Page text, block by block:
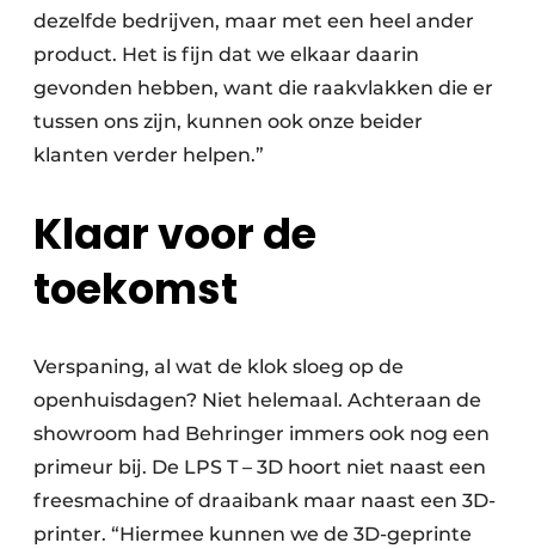
dezelfde bedrijven, maar met een heel ander
product. Het is fijn dat we elkaar daarin
gevonden hebben, want die raakvlakken die er
tussen ons zijn, kunnen ook onze beider
klanten verder helpen.”
Klaar voor de
toekomst
Verspaning, al wat de klok sloeg op de
openhuisdagen? Niet helemaal. Achteraan de
showroom had Behringer immers ook nog een
primeur bij. De LPS T – 3D hoort niet naast een
freesmachine of draaibank maar naast een 3D-
printer. “Hiermee kunnen we de 3D-geprinte